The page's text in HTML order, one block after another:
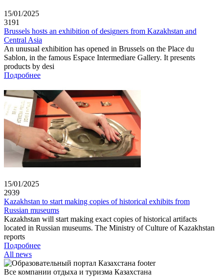
15/01/2025
3191
Brussels hosts an exhibition of designers from Kazakhstan and
Central Asia
An unusual exhibition has opened in Brussels on the Place du
Sablon, in the famous Espace Intermediare Gallery. It presents
products by desi
Подробнее
15/01/2025
2939
Kazakhstan to start making copies of historical exhibits from
Russian museums
Kazakhstan will start making exact copies of historical artifacts
located in Russian museums. The Ministry of Culture of Kazakhstan
reports
Подробнее
All news
Все компании отдыха и туризма Казахстана